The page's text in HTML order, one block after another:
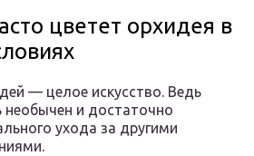
цветет орхидея в
— целое искусство. Ведь
необычен и достаточно
ухода за другими